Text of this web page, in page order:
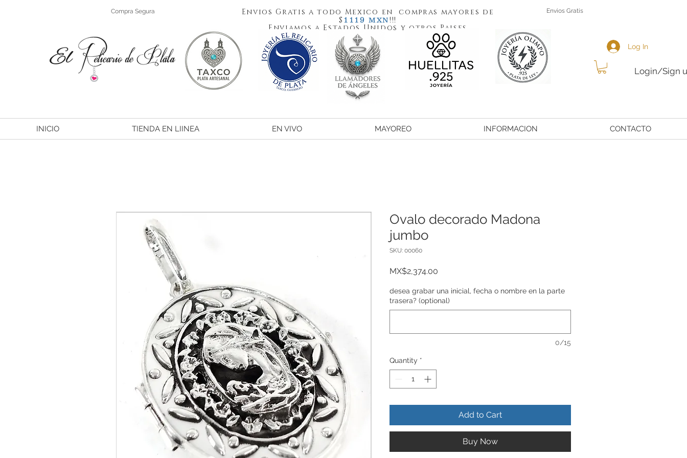
Compra Segura
Envios Gratis a todo Mexico en compras mayores de
$ 1119 MXN!!!
Enviamos a Estados Unidos y otros Paises
Envios Gratis
Login/Sign
Log In
INICIO TIENDA EN LIINEA EN VIVO MAYOREO INFORMACION CONTACTO
Ovalo decorado Madona
jumbo
SKU: 00060
MX$2,374.00
desea grabar una inicial, fecha o nombre en la parte
trasera? (optional)
0/15
Quantity *
Add to Cart
Buy Now